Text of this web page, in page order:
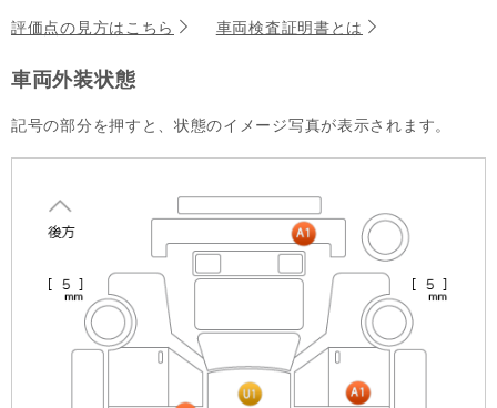
評価点の見方はこちら 車両検査証明書とは
車両外装状態
記号の部分を押すと、状態のイメージ写真が表示されます。